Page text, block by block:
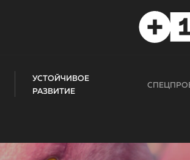
УСТОЙЧИВОЕ
РАЗВИТИЕ